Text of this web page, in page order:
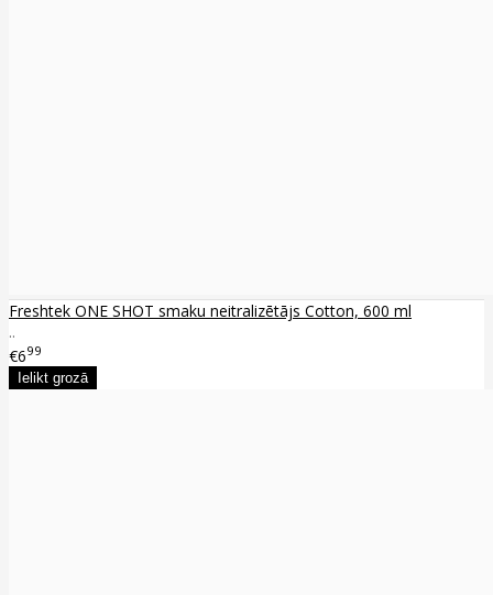
Freshtek ONE SHOT smaku neitralizētājs Cotton, 600 ml
..
€699